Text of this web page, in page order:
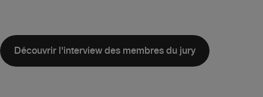
Découvrir l'interview des membres du jury